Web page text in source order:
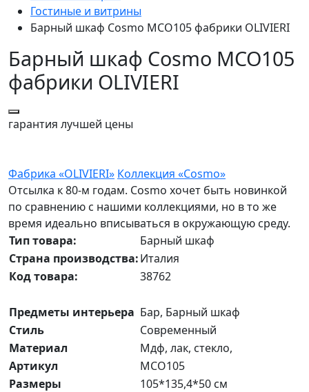
Гостиные и витрины
Барный шкаф Cosmo MCO105 фабрики OLIVIERI
Барный шкаф Cosmo MCO105
фабрики OLIVIERI
гарантия лучшей цены
Фабрика «OLIVIERI» Коллекция «Cosmo»
Отсылка к 80-м годам. Cosmo хочет быть новинкой
по сравнению с нашими коллекциями, но в то же
время идеально вписываться в окружающую среду.
Тип товара:
Барный шкаф
Страна производства:Италия
Код товара:
38762
Предметы интерьера Бар, Барный шкаф
Стиль
Современный
Материал
Мдф, лак, стекло,
Артикул
MCO105
Размеры
105*135,4*50 см